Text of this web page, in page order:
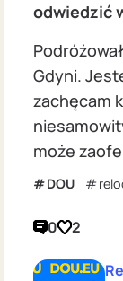
odwiedzić
Gdyni.
zachęcam
może
DOU
0 2